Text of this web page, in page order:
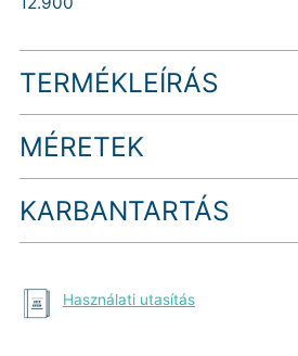
TERMÉKLEÍRÁS
MÉRETEK
KARBANTARTÁS
Használati utasítás